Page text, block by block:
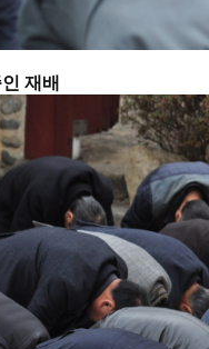
재배